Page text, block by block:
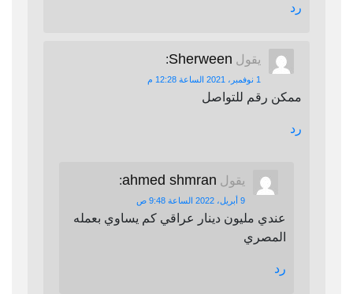
رد
يقول Sherween
:
1 نوفمبر، 2021 الساعة 12:28 م
ممكن رقم للتواصل
رد
يقول ahmed shmran
:
9 أبريل، 2022 الساعة 9:48 ص
عندي مليون دينار عراقي كم يساوي بعمله
المصري
رد